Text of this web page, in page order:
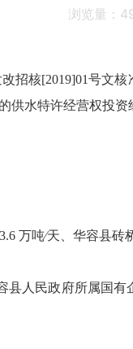
浏览量：
招核[2019]01号文
供水特许经营权投
万吨∕天、华容县砖
人民政府所属国